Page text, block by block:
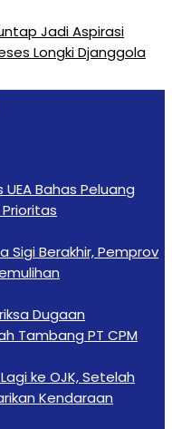
Jadi Aspirasi
Longki Djanggola
Bahas Peluang
Sigi Berakhir, Pemprov
Dugaan
Tambang PT CPM
ke OJK, Setelah
Kendaraan